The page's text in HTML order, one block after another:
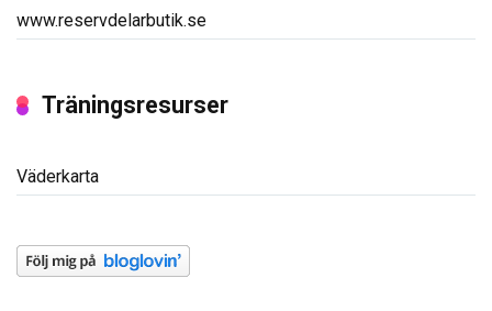
www.reservdelarbutik.se
Träningsresurser
Väderkarta